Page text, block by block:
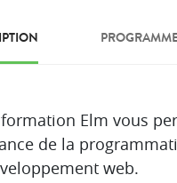
Elm vous
de la
web.